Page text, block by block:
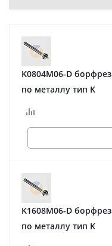
K0804M06-D
по металлу тип K
K1608M06-D
по металлу тип K